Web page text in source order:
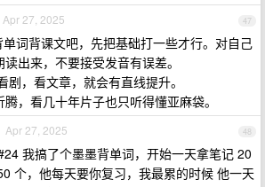
47
Apr 27, 2025
词背课文吧，先把基础打一些才行。对自己
出来，不要接受发音有误差。
剧，看文章，就会有直线提升。
，看几十年片子也只听得懂亚麻袋。
48
Apr 27, 2025
我搞了个墨墨背单词，开始一天拿笔记 20
个，他每天要你复习，我最累的时候 他一天